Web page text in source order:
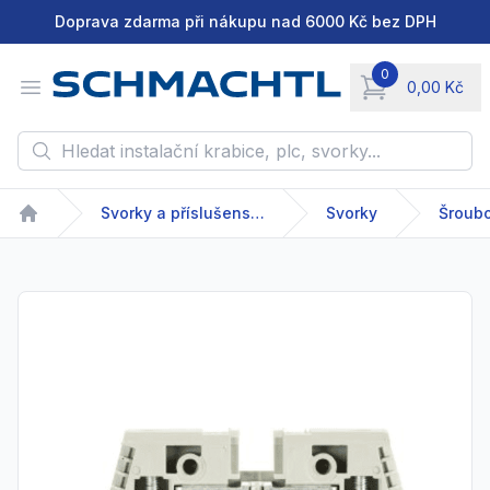
Doprava zdarma při nákupu nad 6000 Kč bez DPH
Open menu
0
0,00 Kč
items in cart,
Hledat instalační krabice, plc, svorky...
Home
Svorky a příslušenství Svorky